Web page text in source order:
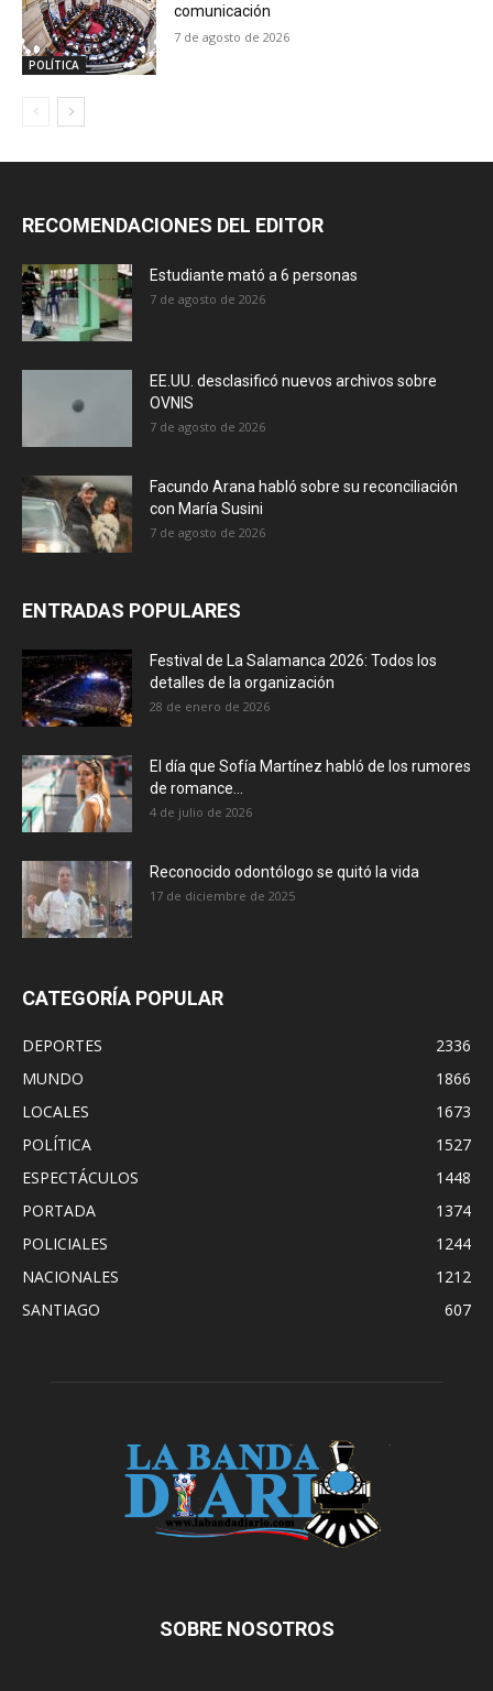
POLÍTICA
comunicación
7 de agosto de 2026
RECOMENDACIONES DEL EDITOR
Estudiante mató a 6 personas
7 de agosto de 2026
EE.UU. desclasificó nuevos archivos sobre
OVNIS
7 de agosto de 2026
Facundo Arana habló sobre su reconciliación
con María Susini
7 de agosto de 2026
ENTRADAS POPULARES
Festival de La Salamanca 2026: Todos los
detalles de la organización
28 de enero de 2026
El día que Sofía Martínez habló de los rumores
de romance...
4 de julio de 2026
Reconocido odontólogo se quitó la vida
17 de diciembre de 2025
CATEGORÍA POPULAR
DEPORTES
2336
MUNDO
1866
LOCALES
1673
POLÍTICA
1527
ESPECTÁCULOS
1448
PORTADA
1374
POLICIALES
1244
NACIONALES
1212
SANTIAGO
607
SOBRE NOSOTROS